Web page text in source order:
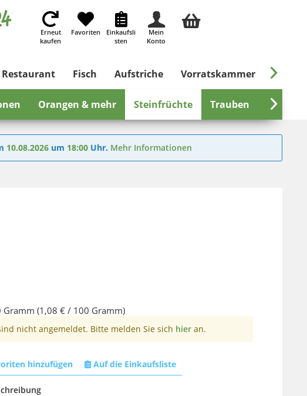
Erneut
kaufen
Favoriten
Einkaufsli
sten
Mein
Konto
Restaurant Fisch Aufstriche Vorratskammer Süßes
Orangen & mehr Steinfrüchte Trauben 

10.08.2026 um 18:00 Uhr. Mehr Informationen
Gramm (1,08 € / 100 Gramm)
nicht angemeldet. Bitte melden Sie sich hier an.
hinzufügen Auf die Einkaufsliste